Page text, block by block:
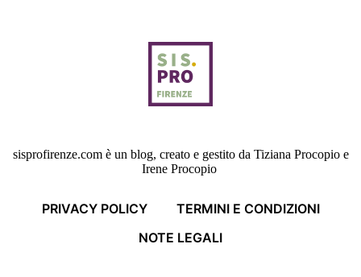
sisprofirenze.com è un blog, creato e gestito da Tiziana Procopio e
Irene Procopio
PRIVACY POLICY
TERMINI E CONDIZIONI
NOTE LEGALI